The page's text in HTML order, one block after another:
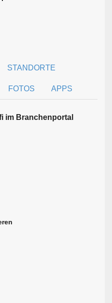
STANDORTE
FOTOS APPS
im Branchen­portal